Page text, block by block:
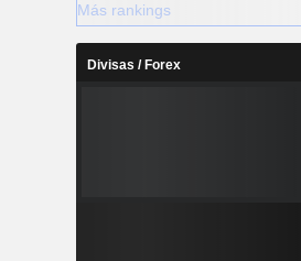
Más rankings
Divisas / Forex